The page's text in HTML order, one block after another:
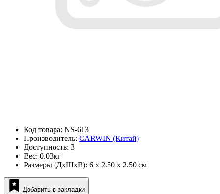
Код товара: NS-613
Производитель: CARWIN (Китай)
Доступность: 3
Вес: 0.03кг
Размеры (ДxШxВ): 6 x 2.50 x 2.50 см
Добавить в закладки